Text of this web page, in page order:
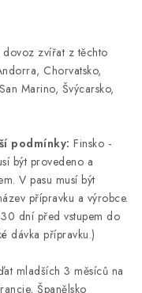
dovoz zvířat z těchto
Chorvatsko,
Marino, Švýcarsko,
podmínky: Finsko -
být provedeno a
V pasu musí být
přípravku a výrobce.
dní před vstupem do
dávka přípravku.)
mladších 3 měsíců na
Španělsko